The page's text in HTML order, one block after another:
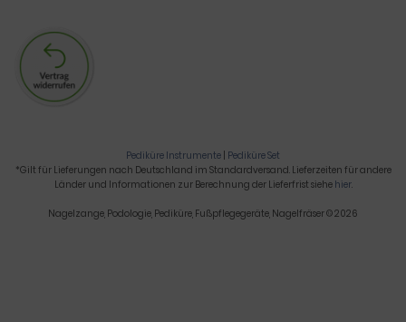
Pediküre Instrumente | Pediküre Set
*Gilt für Lieferungen nach Deutschland im Standardversand. Lieferzeiten für andere
Länder und Informationen zur Berechnung der Lieferfrist siehe hier.
Nagelzange, Podologie, Pediküre, Fußpflegegeräte, Nagelfräser © 2026